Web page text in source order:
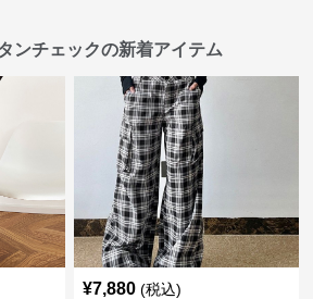
ンチェックの新着アイテム
¥7,880 (税込)